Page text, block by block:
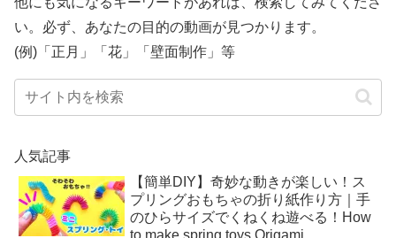
い。必ず、あなたの目的の動画が見つかります。
(例)「正月」「花」「壁面制作」等
人気記事
【簡単DIY】奇妙な動きが楽しい！ス
プリングおもちゃの折り紙作り方｜手
のひらサイズでくねくね遊べる！How